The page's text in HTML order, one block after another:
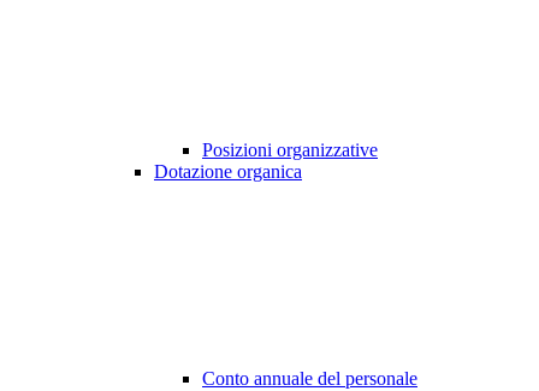
Posizioni organizzative
Dotazione organica
Conto annuale del personale